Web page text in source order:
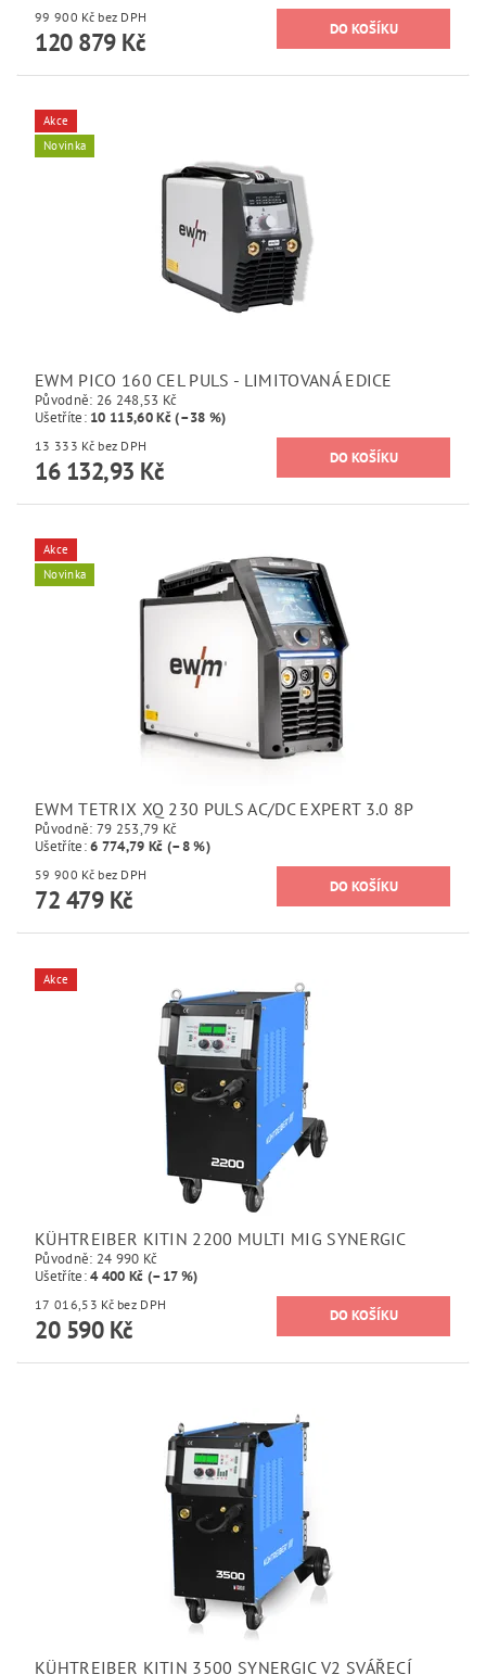
99 900 Kč bez DPH
120 879 Kč
Akce
Novinka
EWM PICO 160 CEL PULS - LIMITOVANÁ EDICE
Původně: 26 248,53 Kč
Ušetříte: 10 115,60 Kč (–38 %)
13 333 Kč bez DPH
16 132,93 Kč
Akce
Novinka
EWM TETRIX XQ 230 PULS AC/DC EXPERT 3.0 8P
Původně: 79 253,79 Kč
Ušetříte:6 774,79 Kč (–8 %)
59 900 Kč bez DPH
72 479 Kč
Akce
KÜHTREIBER KITIN 2200 MULTI MIG SYNERGIC
Původně: 24 990 Kč
Ušetříte:4 400 Kč (–17 %)
17 016,53 Kč bez DPH
20 590 Kč
KÜHTREIBER KITIN 3500 SYNERGIC V2 SVÁŘECÍ